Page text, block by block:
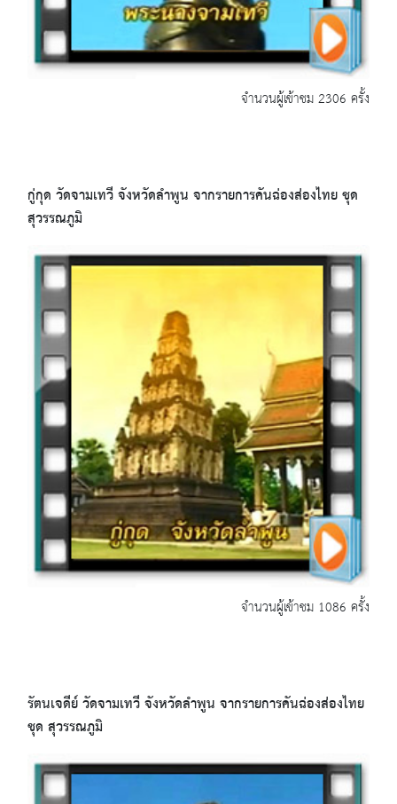
จำนวนผู้เข้าชม 2306 ครั้ง
กู่กุด วัดจามเทวี จังหวัดลำพูน จากรายการคันฉ่องส่องไทย ชุด
สุวรรณภูมิ
จำนวนผู้เข้าชม 1086 ครั้ง
รัตนเจดีย์ วัดจามเทวี จังหวัดลำพูน จากรายการคันฉ่องส่องไทย
ชุด สุวรรณภูมิ